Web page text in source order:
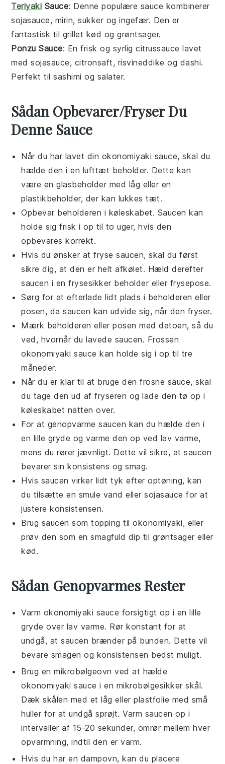
Teriyaki Sauce: Denne populære sauce kombinerer
sojasauce, mirin,sukker ogingefær. Den er
fantastisk til grillet kød oggrøntsager.
Ponzu Sauce: En frisk og syrligcitrussauce lavet
medsojasauce, citronsaft, risvineddike og dashi.
Perfekt tilsashimi og salater.
Sådan Opbevarer/Fryser Du
Denne Sauce
Når du har lavet din okonomiyaki sauce, skal du
hælde den i en lufttæt beholder. Dette kan
være en glasbeholder med låg eller en
plastikbeholder, der kan lukkes tæt.
Opbevar beholderen i køleskabet. Saucen kan
holde sig frisk i op til to uger, hvis den
opbevares korrekt.
Hvis du ønsker at fryse saucen, skal du først
sikre dig, at den er helt afkølet. Hæld derefter
saucen i en frysesikker beholder eller frysepose.
Sørg for at efterlade lidt plads i beholderen eller
posen, da saucen kan udvide sig, når den fryser.
Mærk beholderen eller posen med datoen, så du
ved, hvornår du lavede saucen. Frossen
okonomiyaki sauce kan holde sig i op til tre
måneder.
Når du er klar til at bruge den frosne sauce, skal
du tage den ud af fryseren og lade den tø op i
køleskabet natten over.
For at genopvarme saucen kan du hælde den i
en lille gryde og varme den op ved lav varme,
mens du rører jævnligt. Dette vil sikre, at saucen
bevarer sin konsistens og smag.
Hvis saucen virker lidt tyk efter optøning, kan
du tilsætte en smule vand ellersojasauce for at
justere konsistensen.
Brug saucen som topping tilokonomiyaki, eller
prøv den som en smagfuld dip til grøntsager eller
kød .
Sådan Genopvarmes Rester
Varm okonomiyaki sauce forsigtigt op i en lille
gryde over lav varme. Rør konstant for at
undgå, at saucen brænder på bunden. Dette vil
bevare smagen og konsistensen bedst muligt.
Brug en mikrobølgeovn ved at hælde
okonomiyaki sauce i en mikrobølgesikker skål.
Dæk skålen med et låg eller plastfolie med små
huller for at undgå sprøjt. Varm saucen op i
intervaller af 15-20 sekunder, omrør mellem hver
opvarmning, indtil den er varm.
Hvis du har en dampovn, kan du placere